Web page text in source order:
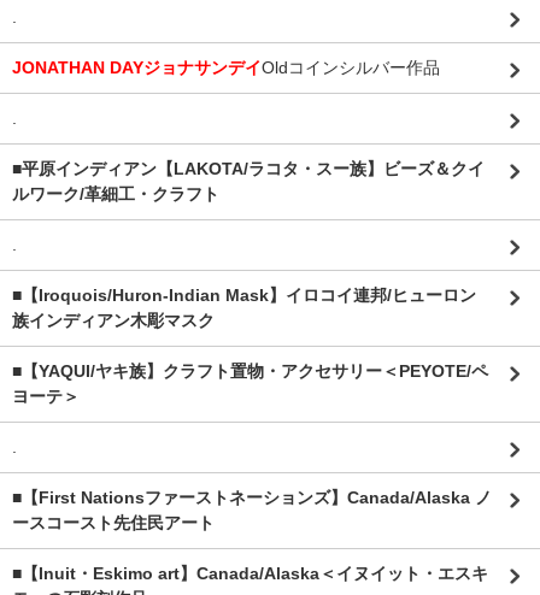
JONATHAN DAYジョナサンデイOldコインシルバー作品
■平原インディアン【LAKOTA/ラコタ・スー族】ビーズ＆クイ
ルワーク/革細工・クラフト
■【Iroquois/Huron-Indian Mask】イロコイ連邦/ヒューロン
族インディアン木彫マスク
■【YAQUI/ヤキ族】クラフト置物・アクセサリー＜PEYOTE/ペ
ヨーテ＞
■【First Nationsファーストネーションズ】Canada/Alaska ノ
ースコースト先住民アート
■【Inuit・Eskimo art】Canada/Alaska＜イヌイット・エスキ